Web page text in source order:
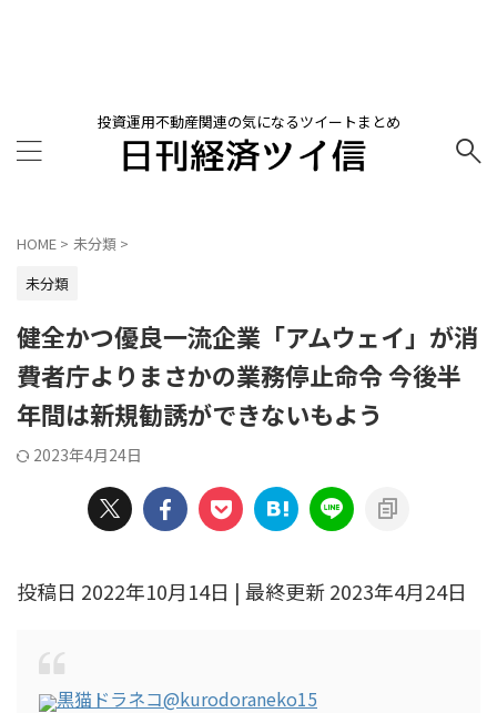
投資運用不動産関連の気になるツイートまとめ
HOME > 未分類 >
未分類
健全かつ優良一流企業「アムウェイ」が消
費者庁よりまさかの業務停止命令 今後半
年間は新規勧誘ができないもよう
2023年4月24日
投稿日 2022年10月14日 | 最終更新 2023年4月24日
黒猫ドラネコ@kurodoraneko15